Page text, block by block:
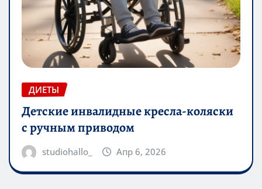
ДИЕТЫ
Детские инвалидные кресла-коляски
с ручным приводом
studiohallo_ Апр 6, 2026